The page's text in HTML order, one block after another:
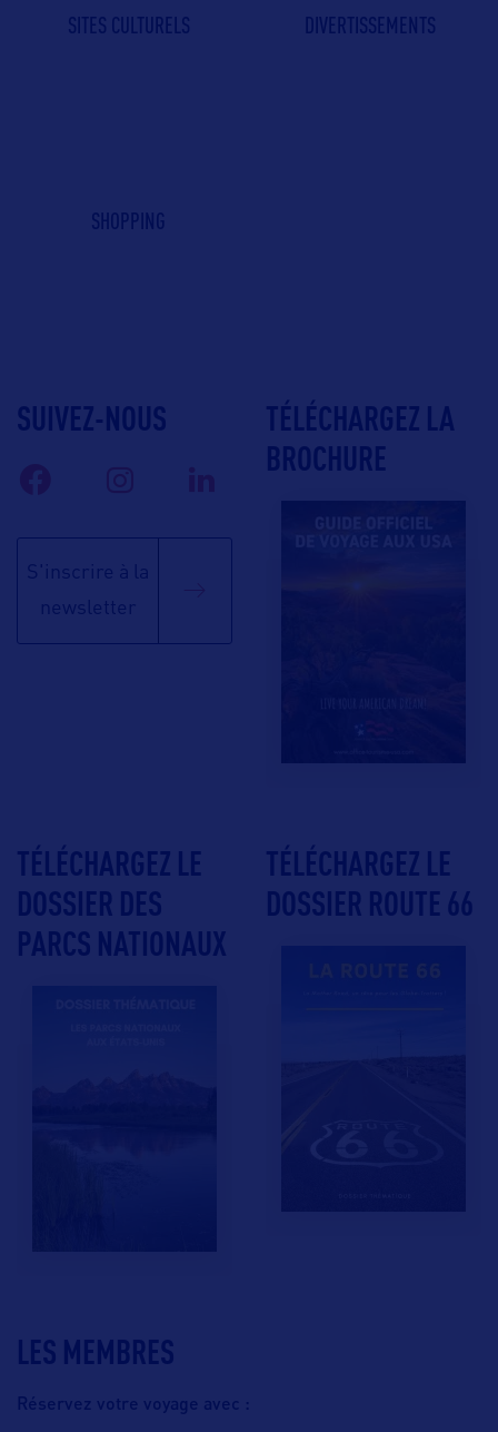
SITES CULTURELS DIVERTISSEMENTS
SHOPPING
LES MEMBRES
Réservez votre voyage avec :
SUIVEZ-NOUS
S'inscrire à la
newsletter
TÉLÉCHARGEZ LA
BROCHURE
TÉLÉCHARGEZ LE
DOSSIER DES
PARCS NATIONAUX
TÉLÉCHARGEZ LE
DOSSIER ROUTE 66